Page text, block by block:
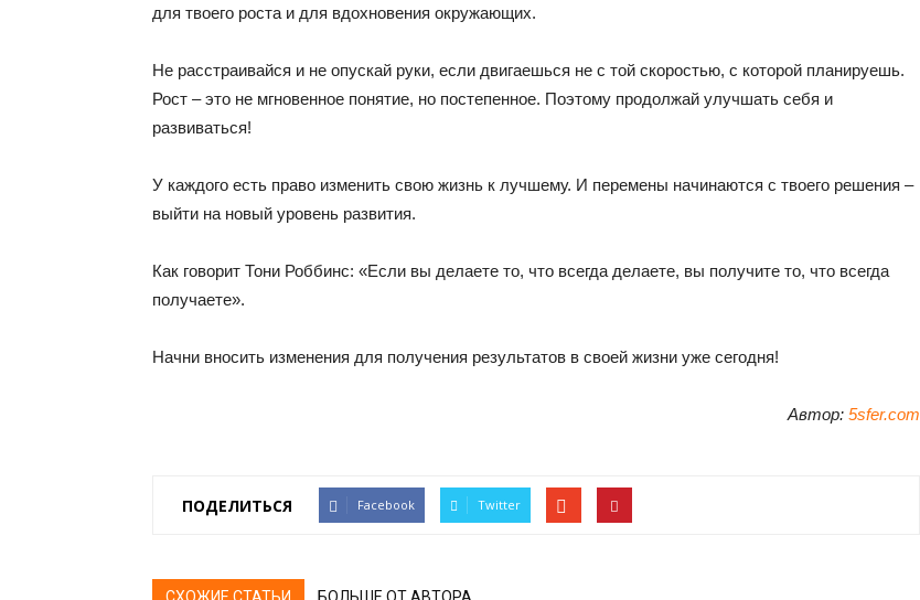
для твоего роста и для вдохновения окружающих.
Не расстраивайся и не опускай руки, если двигаешься не с той скоростью, с которой планируешь.
Рост – это не мгновенное понятие, но постепенное. Поэтому продолжай улучшать себя и
развиваться!
У каждого есть право изменить свою жизнь к лучшему. И перемены начинаются с твоего решения –
выйти на новый уровень развития.
Как говорит Тони Роббинс: «Если вы делаете то, что всегда делаете, вы получите то, что всегда
получаете».
Начни вносить изменения для получения результатов в своей жизни уже сегодня!
Автор: 5sfer.com
ПОДЕЛИТЬСЯ Facebook Twitter